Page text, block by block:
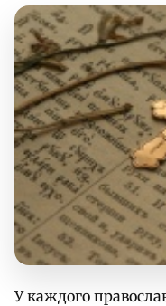
У каждого